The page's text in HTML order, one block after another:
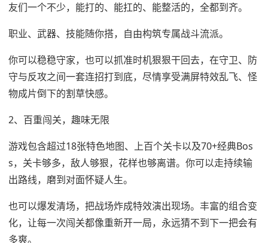
友们一个不少，能打的、能扛的、能整活的，全都到齐。
职业、武器、技能随你搭，自由构筑专属战斗流派。
你可以稳稳守家，也可以抓准时机狠狠干回去，在守卫、防
守与反攻之间一套连招打到底，尽情享受满屏特效乱飞、怪
物成片倒下的割草快感。
2、百重闯关，趣味无限
游戏包含超过18张特色地图、上百个关卡以及70+经典Bos
s，关卡够多，敌人够狠，花样也够离谱。你可以走持续输
出路线，磨到对面怀疑人生。
也可以爆发清场，把战场炸成特效演出现场。丰富的组合变
化，让每一次闯关都像重新开一局，永远猜不到下一把会有
多爽。